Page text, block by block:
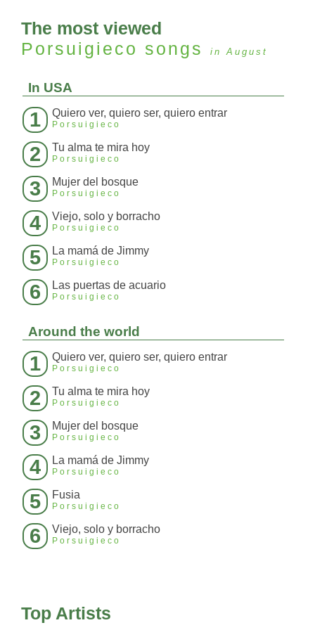
The most viewed
Porsuigieco songs in August
In USA
1 Quiero ver, quiero ser, quiero entrar
Porsuigieco
2 Tu alma te mira hoy
Porsuigieco
3 Mujer del bosque
Porsuigieco
4 Viejo, solo y borracho
Porsuigieco
5 La mamá de Jimmy
Porsuigieco
6 Las puertas de acuario
Porsuigieco
Around the world
1 Quiero ver, quiero ser, quiero entrar
Porsuigieco
2 Tu alma te mira hoy
Porsuigieco
3 Mujer del bosque
Porsuigieco
4 La mamá de Jimmy
Porsuigieco
5 Fusia
Porsuigieco
6 Viejo, solo y borracho
Porsuigieco
Top Artists